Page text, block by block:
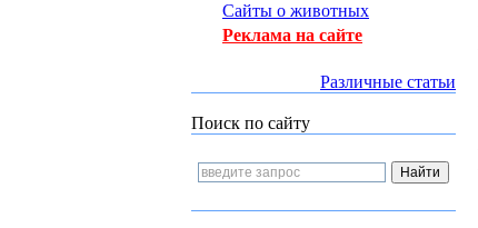
Сайты о животных
Реклама на сайте
Различные статьи
Поиск по сайту